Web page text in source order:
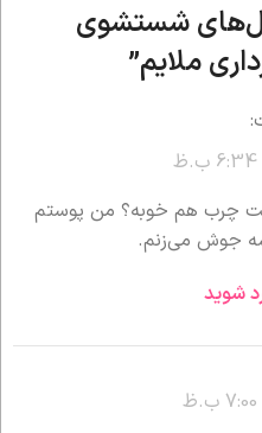
شستشوی
ملایم”
چرب هم خوبه؟ من پوستم
جوش می‌زنم.
شوید